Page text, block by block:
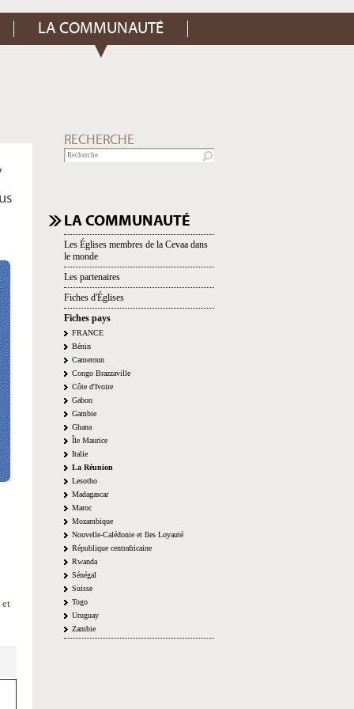
LA COMMUNAUTÉ
RECHERCHE
NAVIGATION
LA COMMUNAUTÉ
Les Églises membres de la Cevaa dans
le monde
Les partenaires
Fiches d'Églises
Fiches pays
FRANCE
Bénin
Cameroun
Congo Brazzaville
Côte d'Ivoire
Gabon
Gambie
Ghana
Île Maurice
Italie
La Réunion
Lesotho
Madagascar
Maroc
Mozambique
Nouvelle-Calédonie et Iles Loyauté
République centrafricaine
Rwanda
Sénégal
Suisse
Togo
Uruguay
Zambie
et